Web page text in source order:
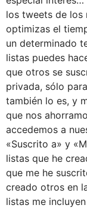
los tweets de los
optimizas el
un determinado
listas puedes
que otros se
privada, sólo
también lo es, y
que nos
accedemos a
«Suscrito a» y
listas que he
que me he
creado otros en
listas me